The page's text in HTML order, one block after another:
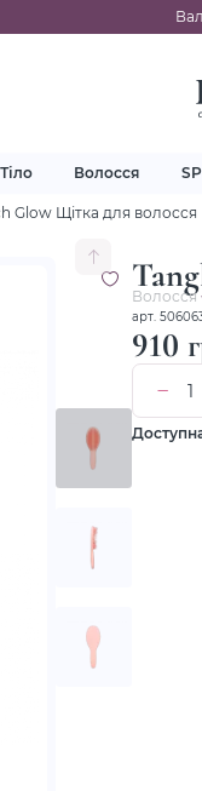
Тіло Волосся
Glow Щітка для волосся
Волосся
арт.
910